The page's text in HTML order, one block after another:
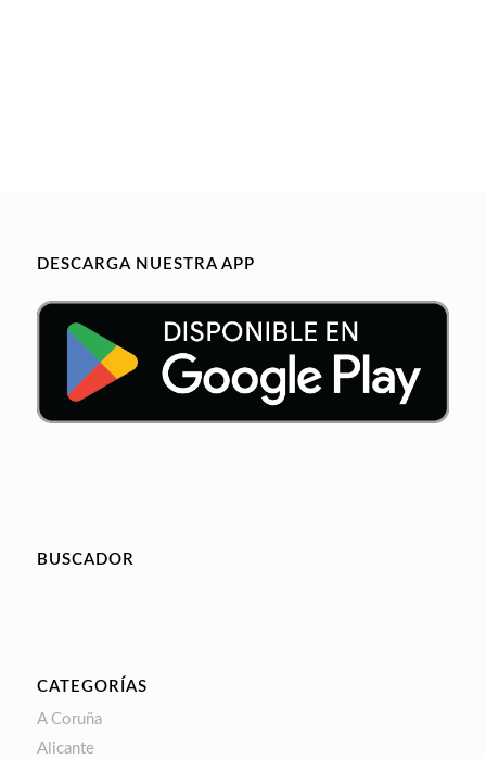
DESCARGA NUESTRA APP
BUSCADOR
CATEGORÍAS
A Coruña
Alicante